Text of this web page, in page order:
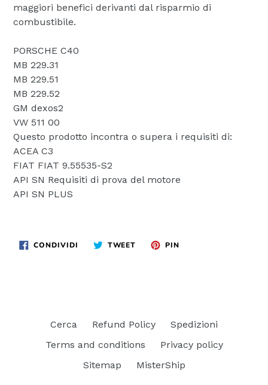
maggiori benefici derivanti dal risparmio di
combustibile.
PORSCHE C40
MB 229.31
MB 229.51
MB 229.52
GM dexos2
VW 511 00
Questo prodotto incontra o supera i requisiti di:
ACEA C3
FIAT FIAT 9.55535-S2
API SN Requisiti di prova del motore
API SN PLUS
CONDIVIDI CONDIVIDITWEET TWITTAPIN
Cerca Refund Policy
Spedizioni
Terms and conditions
Privacy policy
Sitemap
MisterShip